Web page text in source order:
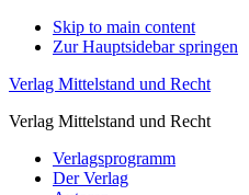
Skip to main content
Zur Hauptsidebar springen
Verlag Mittelstand und Recht
Verlag Mittelstand und Recht
Verlagsprogramm
Der Verlag